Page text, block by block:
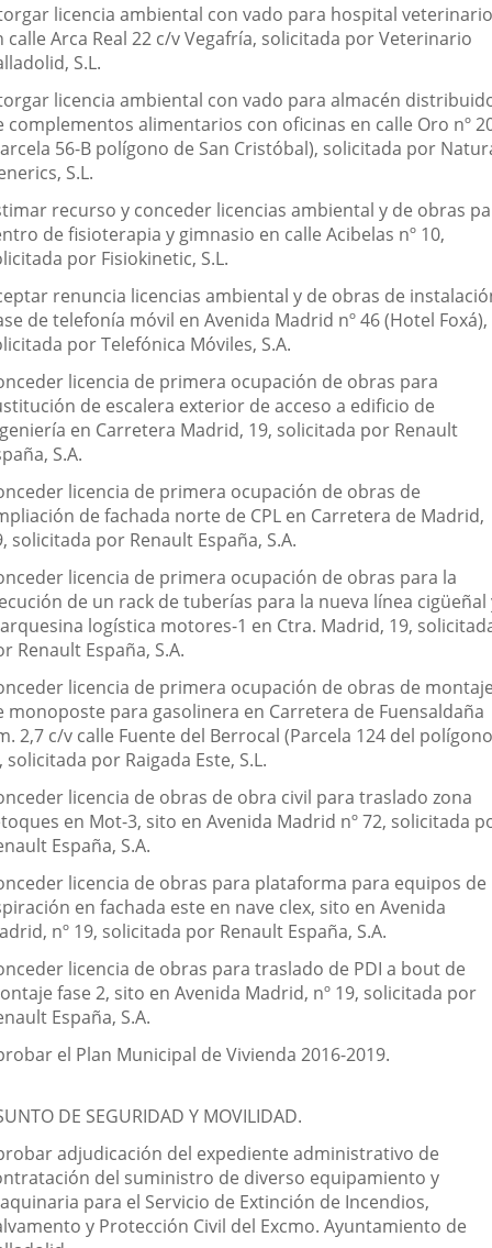
licencia ambiental con vado para hospital veterinario
calle Arca Real 22 c/v Vegafría, solicitada por Veterinario
S.L.
licencia ambiental con vado para almacén
complementos alimentarios con oficinas en calle Oro nº
56-B polígono de San Cristóbal), solicitada por
S.L.
recurso y conceder licencias ambiental y de obras
de fisioterapia y gimnasio en calle Acibelas nº 10,
por Fisiokinetic, S.L.
renuncia licencias ambiental y de obras de
de telefonía móvil en Avenida Madrid nº 46 (Hotel Foxá),
por Telefónica Móviles, S.A.
licencia de primera ocupación de obras para
de escalera exterior de acceso a edificio de
en Carretera Madrid, 19, solicitada por Renault
S.A.
licencia de primera ocupación de obras de
de fachada norte de CPL en Carretera de Madrid,
solicitada por Renault España, S.A.
licencia de primera ocupación de obras para la
de un rack de tuberías para la nueva línea cigüeñal
logística motores-1 en Ctra. Madrid, 19,
Renault España, S.A.
licencia de primera ocupación de obras de
monoposte para gasolinera en Carretera de Fuensaldaña
2,7 c/v calle Fuente del Berrocal (Parcela 124 del polígono
solicitada por Raigada Este, S.L.
licencia de obras de obra civil para traslado zona
en Mot-3, sito en Avenida Madrid nº 72, solicitada
España, S.A.
licencia de obras para plataforma para equipos de
en fachada este en nave clex, sito en Avenida
nº 19, solicitada por Renault España, S.A.
licencia de obras para traslado de PDI a bout de
fase 2, sito en Avenida Madrid, nº 19, solicitada por
España, S.A.
el Plan Municipal de Vivienda 2016-2019.
DE SEGURIDAD Y MOVILIDAD.
adjudicación del expediente administrativo de
del suministro de diverso equipamiento y
para el Servicio de Extinción de Incendios,
y Protección Civil del Excmo. Ayuntamiento de